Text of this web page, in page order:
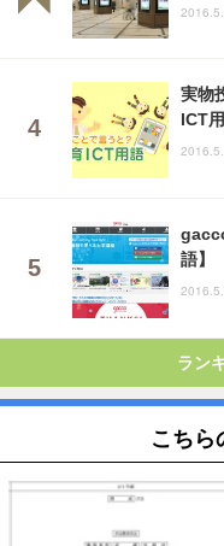
実物
ICT用
語】
ラン
こちら